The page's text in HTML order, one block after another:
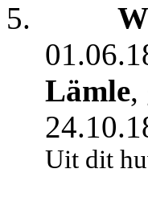
5.
Lämle,
Uit dit